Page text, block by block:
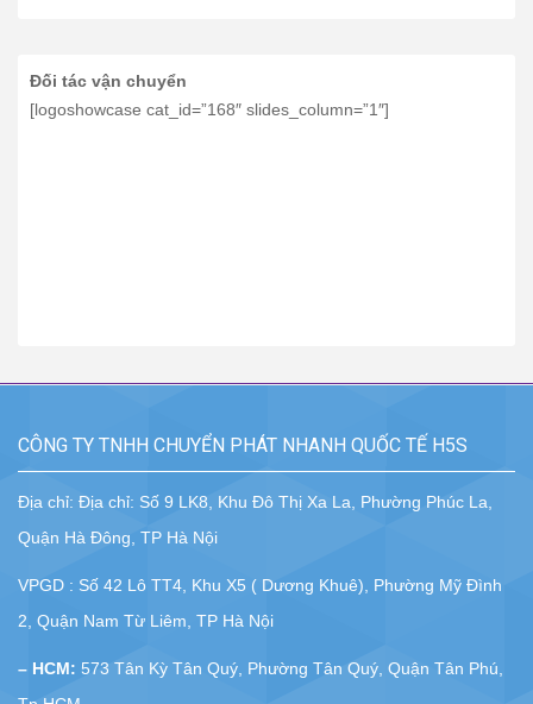
Đối tác vận chuyển
[logoshowcase cat_id=”168″ slides_column=”1″]
CÔNG TY TNHH CHUYỂN PHÁT NHANH QUỐC TẾ H5S
Địa chỉ: Địa chỉ: Số 9 LK8, Khu Đô Thị Xa La, Phường Phúc La,
Quận Hà Đông, TP Hà Nội
VPGD : Số 42 Lô TT4, Khu X5 ( Dương Khuê), Phường Mỹ Đình
2, Quận Nam Từ Liêm, TP Hà Nội
– HCM: 573 Tân Kỳ Tân Quý, Phường Tân Quý, Quận Tân Phú,